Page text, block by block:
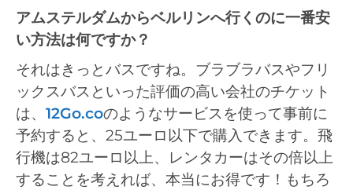
アムステルダムからベルリンへ行くのに一番安
い方法は何ですか？
それはきっとバスですね。ブラブラバスやフリ
ックスバスといった評価の高い会社のチケット
は、 12Go.coのようなサービスを使って事前に
予約すると、25ユーロ以下で購入できます。飛
行機は82ユーロ以上、レンタカーはその倍以上
することを考えれば、本当にお得です！もちろ